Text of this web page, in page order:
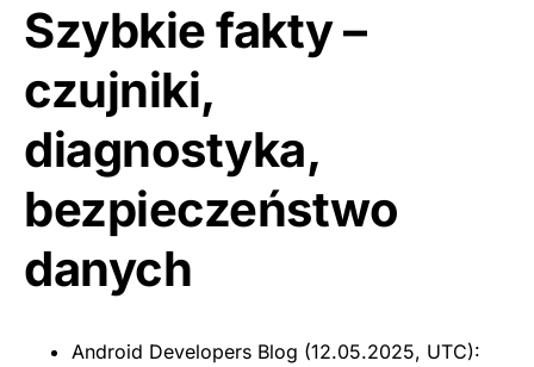
Szybkie fakty –
czujniki,
diagnostyka,
bezpieczeństwo
danych
Android Developers Blog (12.05.2025, UTC):